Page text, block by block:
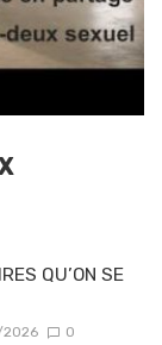
QU’ON SE
0